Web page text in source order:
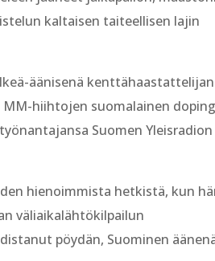
kaltaisen taiteellisen lajin
äänisenä
hiihtojen suomalainen
Suomen Yleisradion
hienoimmista hetkistä, kun
väliaikalähtökilpailun
pöydän, Suominen